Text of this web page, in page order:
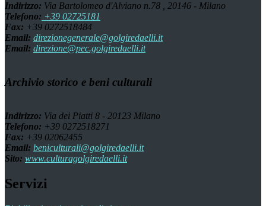
Indirizzo: Via Bartolomeo d'Alviano n.78 , 20146 - Milano
Telefono: +39 02725181
Fax: +39 0272518484
Email: direzionegenerale@golgiredaelli.it
Email: direzione@pec.golgiredaelli.it
Archivio storico e beni culturali
Indirizzo: Via dei Piatti 8 - 20123 Milano
Telefono: +39 0272518271
Fax: +39 02062455
Email: beniculturali@golgiredaelli.it
Sito: www.culturagolgiredaelli.it
Servizi